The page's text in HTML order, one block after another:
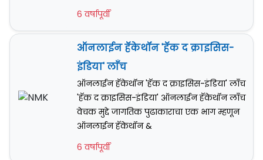
6 वर्षापूर्वी
ऑनलाईन हॅकेथॉन 'हॅक द क्राइसिस-
इंडिया' लाँच
ऑनलाईन हॅकेथॉन 'हॅक द क्राइसिस-इंडिया' लाँच
'हॅक द क्राइसिस-इंडिया' ऑनलाईन हॅकेथॉन लाँच
वेचक मुद्दे जागतिक पुढाकाराचा एक भाग म्हणून
ऑनलाईन हॅकेथॉन &
6 वर्षापूर्वी